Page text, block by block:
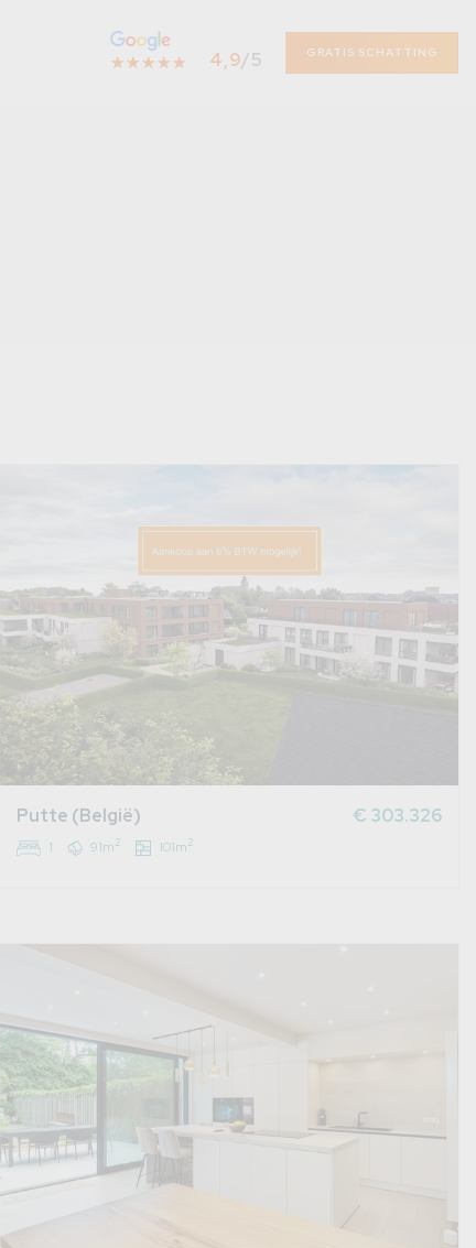
☆☆☆☆☆
★★★★★ 4,9/5 GRATIS SCHATTING
Putte (België) € 303.326
1 91m2 101m2